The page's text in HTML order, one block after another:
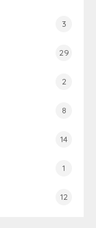
3
29
2
8
14
1
12